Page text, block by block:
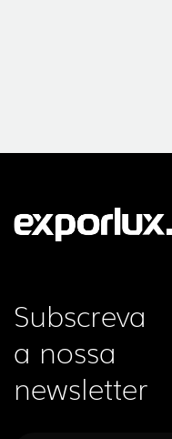
Subscreva
a nossa
newsletter